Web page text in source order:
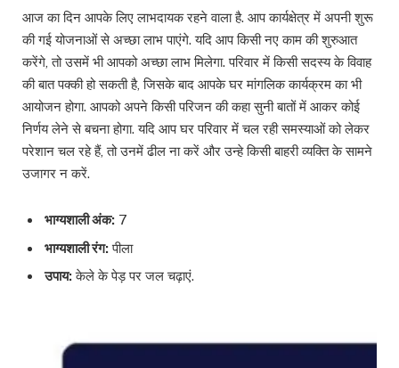
आज का दिन आपके लिए लाभदायक रहने वाला है. आप कार्यक्षेत्र में अपनी शुरू
की गई योजनाओं से अच्छा लाभ पाएंगे. यदि आप किसी नए काम की शुरुआत
करेंगे, तो उसमें भी आपको अच्छा लाभ मिलेगा. परिवार में किसी सदस्य के विवाह
की बात पक्की हो सकती है, जिसके बाद आपके घर मांगलिक कार्यक्रम का भी
आयोजन होगा. आपको अपने किसी परिजन की कहा सुनी बातों में आकर कोई
निर्णय लेने से बचना होगा. यदि आप घर परिवार में चल रही समस्याओं को लेकर
परेशान चल रहे हैं, तो उनमें ढील ना करें और उन्हे किसी बाहरी व्यक्ति के सामने
उजागर न करें.
भाग्यशाली अंक: 7
भाग्यशाली रंग:पीला
उपाय:केले के पेड़ पर जल चढ़ाएं.